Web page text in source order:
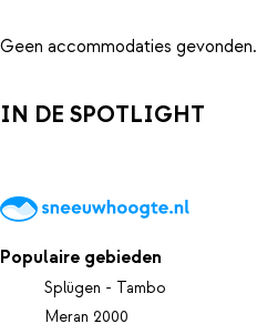
Geen accommodaties gevonden.
IN DE SPOTLIGHT
Populaire gebieden
Splügen - Tambo
Meran 2000